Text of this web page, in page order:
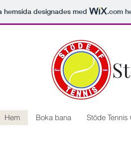
hemsida designades med .com
Hem Boka bana Stöde Tennis